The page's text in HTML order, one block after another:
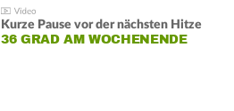
Kurze Pause vor der nächsten Hitze
36 GRAD AM WOCHENENDE